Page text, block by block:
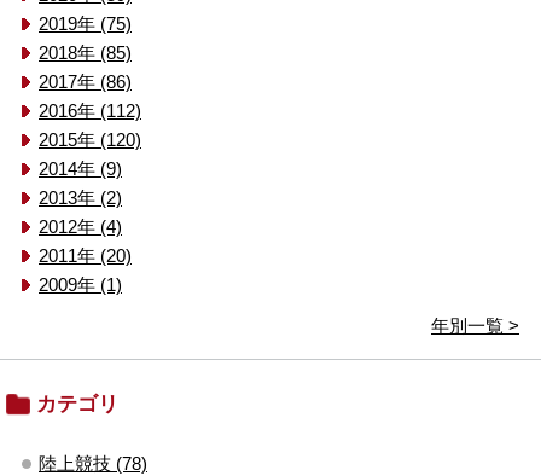
2019年 (75)
2018年 (85)
2017年 (86)
2016年 (112)
2015年 (120)
2014年 (9)
2013年 (2)
2012年 (4)
2011年 (20)
2009年 (1)
年別一覧 >
カテゴリ
陸上競技 (78)